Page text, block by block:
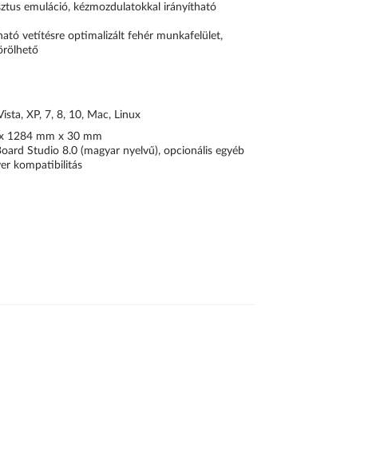
emuláció, kézmozdulatokkal irányítható
vetítésre optimalizált fehér munkafelület,
XP, 7, 8, 10, Mac, Linux
1284 mm x 30 mm
Studio 8.0 (magyar nyelvű), opcionális egyéb
kompatibilitás